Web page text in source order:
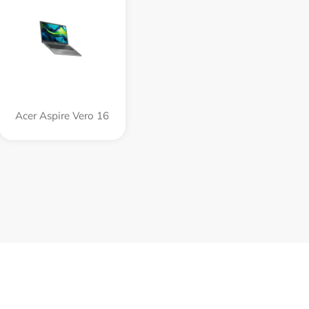
Acer Aspire Vero 16